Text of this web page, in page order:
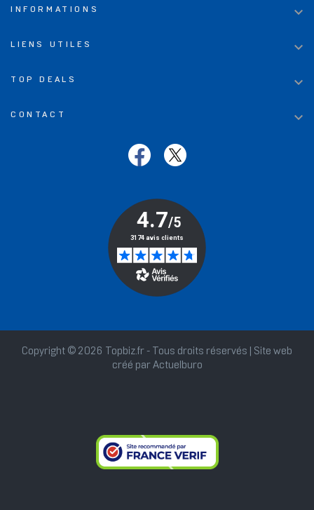
INFORMATIONS 
LIENS UTILES 
TOP DEALS 
CONTACT 
Copyright © 2026 Topbiz.fr - Tous droits réservés | Site web
créé par Actuelburo